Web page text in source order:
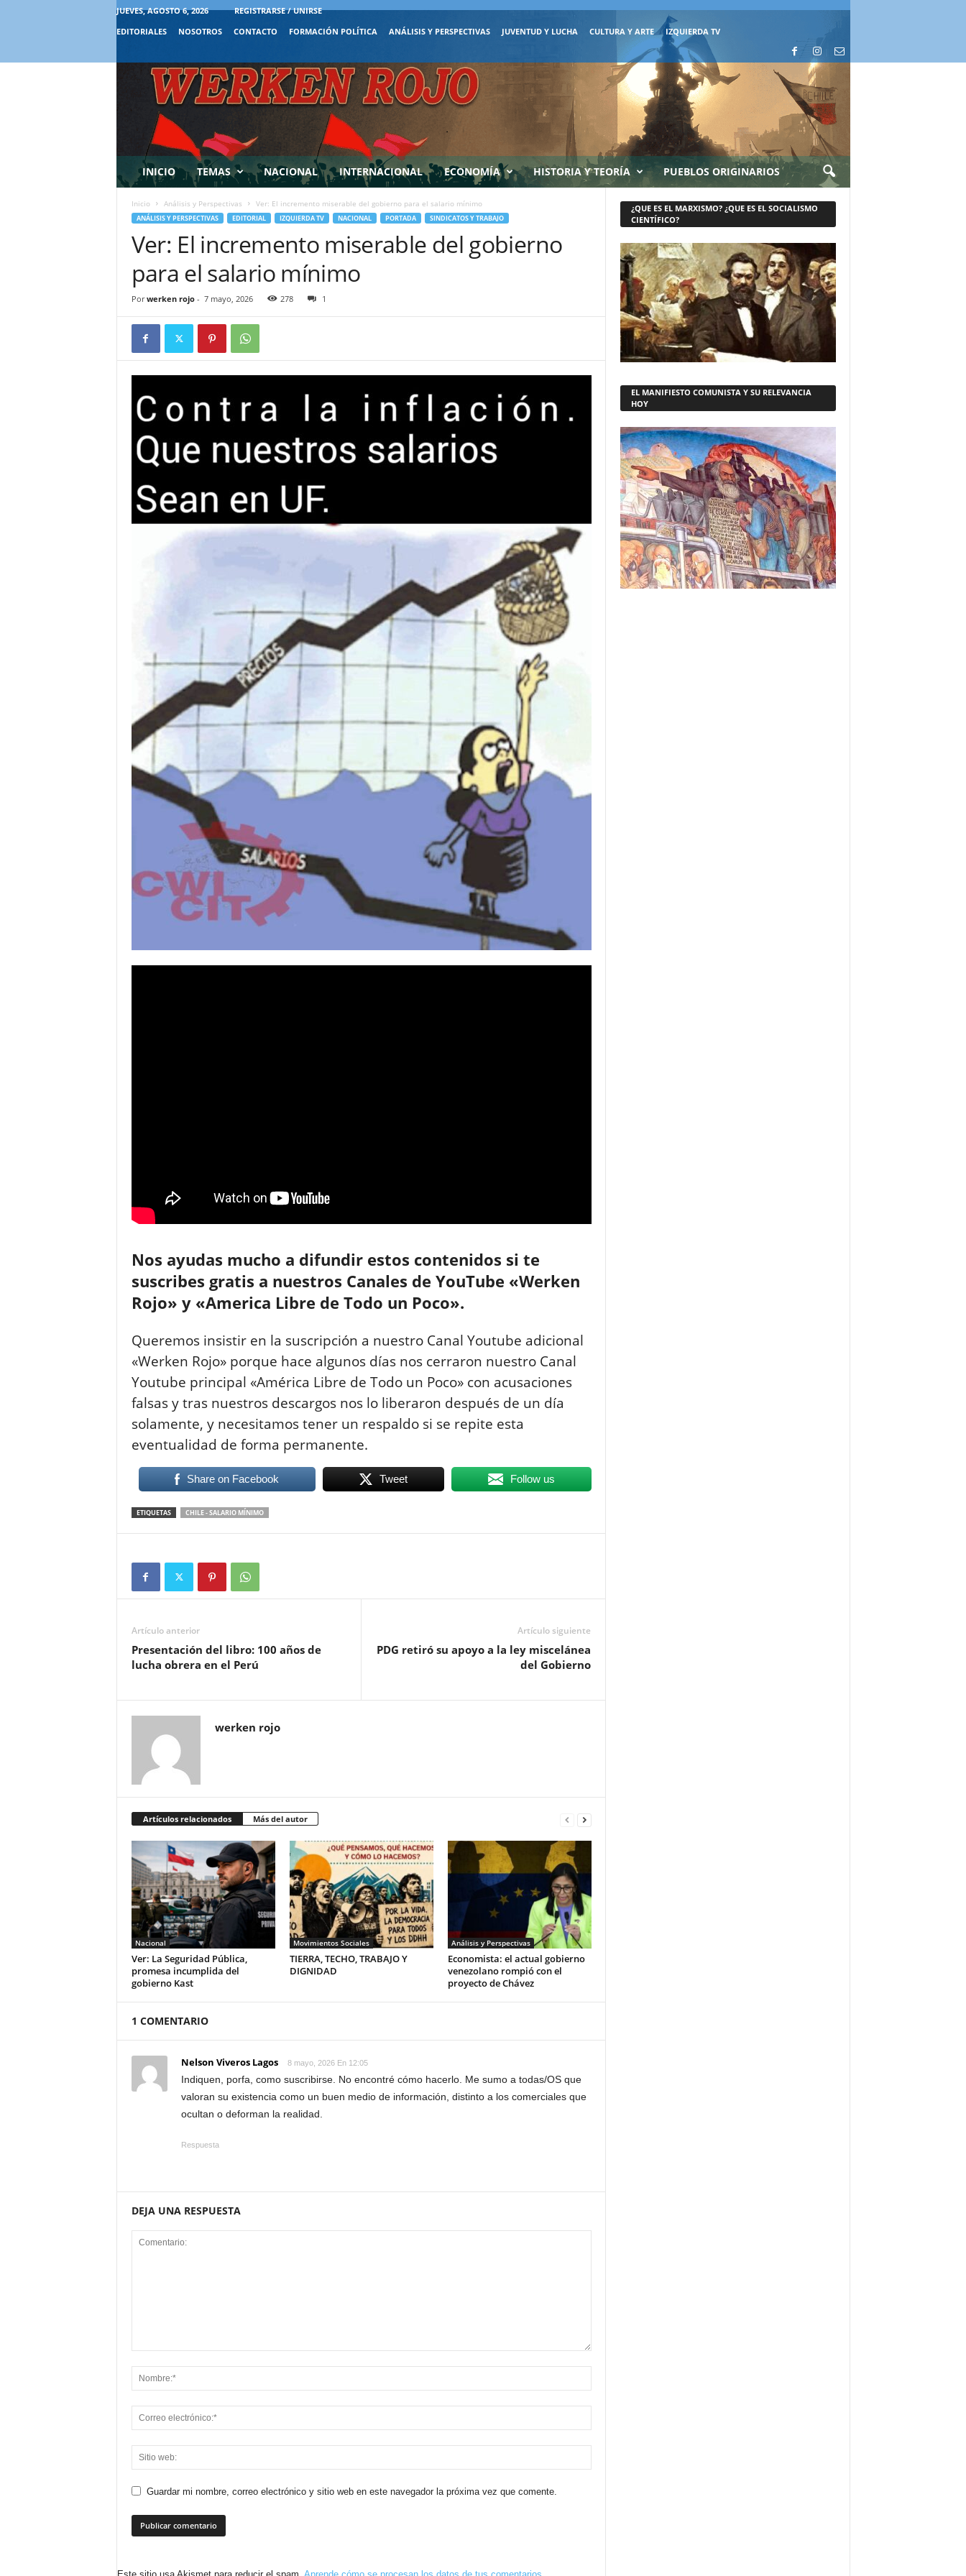
JUEVES, AGOSTO 6, 2026
REGISTRARSE / UNIRSE
EDITORIALES
NOSOTROS CONTACTO FORMACIÓN POLÍTICA ANÁLISIS Y PERSPECTIVAS JUVENTUD Y LUCHA CULTURA Y ARTE IZQUIERDA TV
INICIO TEMAS NACIONAL INTERNACIONAL ECONOMÍA HISTORIA Y TEORÍA PUEBLOS ORIGINARIOS
Inicio Análisis y Perspectivas Ver: El incremento miserable del gobierno para el salario mínimo
ANÁLISIS Y PERSPECTIVAS EDITORIAL IZQUIERDA TV NACIONAL PORTADA SINDICATOS Y TRABAJO
Ver: El incremento miserable del gobierno
para el salario mínimo
Por werken rojo- 7 mayo, 2026 278 1
Nos ayudas mucho a difundir estos contenidos si te
suscribes gratis a nuestros Canales de YouTube «Werken
Rojo» y «America Libre de Todo un Poco».
Queremos insistir en la suscripción a nuestro Canal Youtube adicional
«Werken Rojo» porque hace algunos días nos cerraron nuestro Canal
Youtube principal «América Libre de Todo un Poco» con acusaciones
falsas y tras nuestros descargos nos lo liberaron después de un día
solamente, y necesitamos tener un respaldo si se repite esta
eventualidad de forma permanente.
Share on Facebook Tweet Follow us
ETIQUETAS CHILE - SALARIO MÍNIMO
Artículo anterior
Presentación del libro: 100 años de
lucha obrera en el Perú
Artículo siguiente
PDG retiró su apoyo a la ley miscelánea
del Gobierno
werken rojo
Artículos relacionados Más del autor
Nacional
Ver: La Seguridad Pública,
promesa incumplida del
gobierno Kast
Movimientos Sociales
TIERRA, TECHO, TRABAJO Y
DIGNIDAD
Análisis y Perspectivas
Economista: el actual gobierno
venezolano rompió con el
proyecto de Chávez
1 COMENTARIO
Nelson Viveros Lagos 8 mayo, 2026 En 12:05
Indiquen, porfa, como suscribirse. No encontré cómo hacerlo. Me sumo a todas/OS que
valoran su existencia como un buen medio de información, distinto a los comerciales que
ocultan o deforman la realidad.
Respuesta
DEJA UNA RESPUESTA
Guardar mi nombre, correo electrónico y sitio web en este navegador la próxima vez que comente.
¿QUE ES EL MARXISMO? ¿QUE ES EL SOCIALISMO
CIENTÍFICO?
EL MANIFIESTO COMUNISTA Y SU RELEVANCIA
HOY